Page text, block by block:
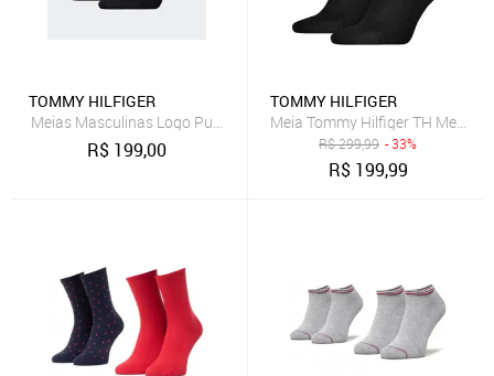
TOMMY HILFIGER
Meias Masculinas Logo Punho 2 Pares
R$ 199,00
TOMMY HILFIGER
Meia Tommy Hilfiger TH Men
R$299,99 - 33%
R$ 199,99